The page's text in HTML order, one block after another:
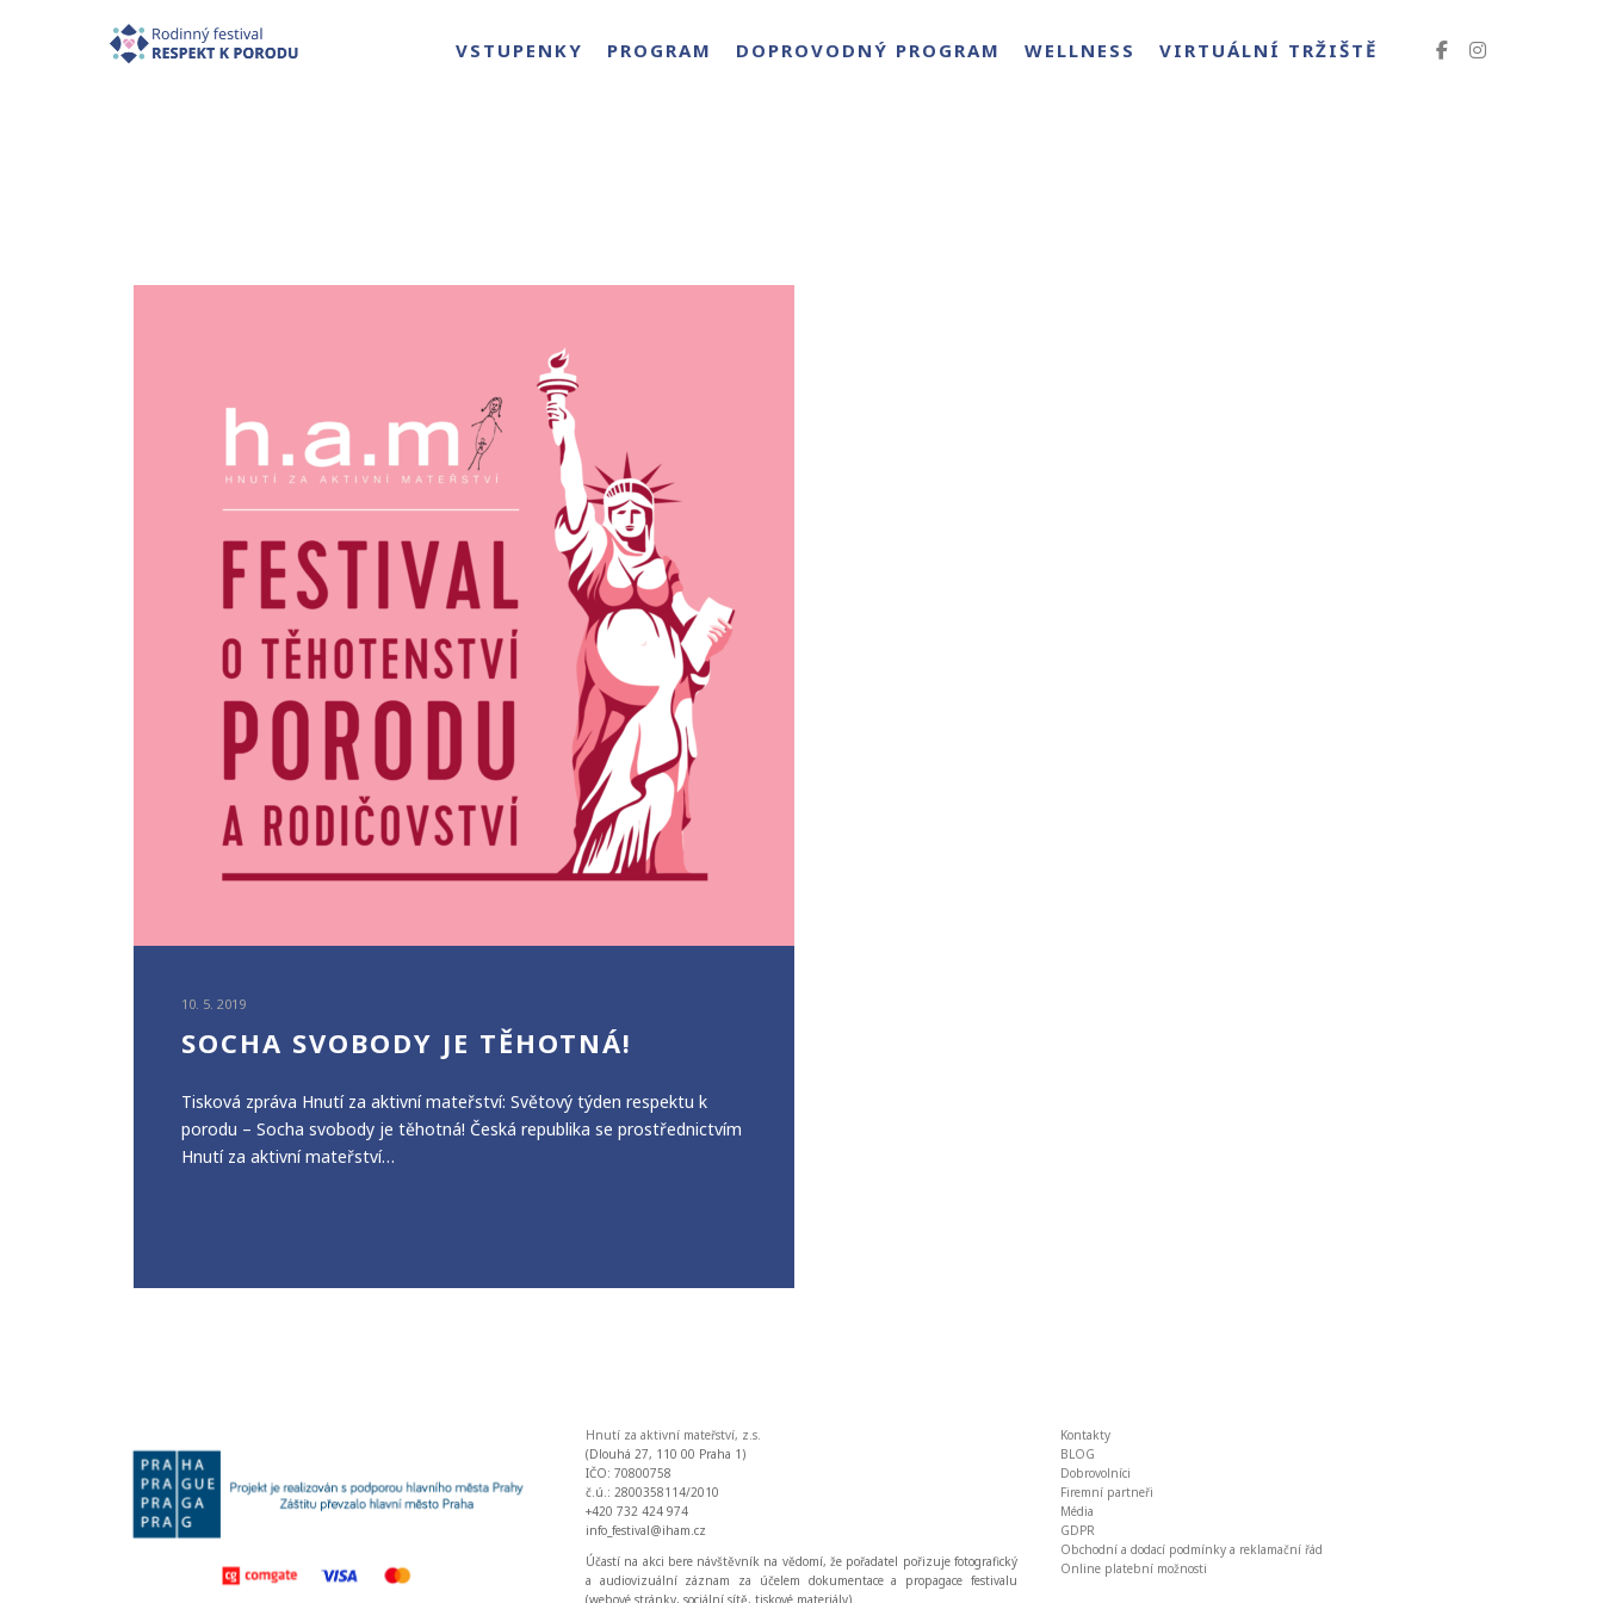
VSTUPENKY PROGRAM DOPROVODNÝ PROGRAM WELLNESS VIRTUÁLNÍ TRŽIŠTĚ
10. 5. 2019
SOCHA SVOBODY JE TĚHOTNÁ!
Tisková zpráva Hnutí za aktivní mateřství: Světový týden respektu k
porodu – Socha svobody je těhotná! Česká republika se prostřednictvím
Hnutí za aktivní mateřství…
Hnutí za aktivní mateřství, z.s.
(Dlouhá 27, 110 00 Praha 1)
IČO: 70800758
č.ú.: 2800358114/2010
+420 732 424 974
info_festival@iham.cz
Účastí na akci bere návštěvník na vědomí, že pořadatel pořizuje fotografický
a audiovizuální záznam za účelem dokumentace a propagace festivalu
(webové stránky, sociální sítě, tiskové materiály).
Kontakty
BLOG
Dobrovolníci
Firemní partneři
Média
GDPR
Obchodní a dodací podmínky a reklamační řád
Online platební možnosti